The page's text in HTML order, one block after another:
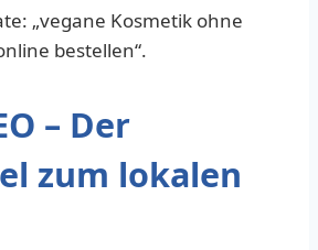
„vegane Kosmetik ohne
bestellen“.
– Der
zum lokalen